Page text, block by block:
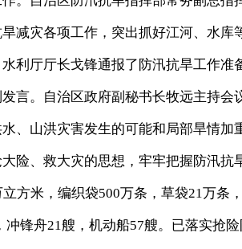
减灾各项工作，突出抓好江河、水库
厅厅长戈锋通报了防汛抗旱工作准
言。自治区政府副秘书长牧远主持会
山洪灾害发生的可能和局部旱情加
险、救大灾的思想，牢牢把握防汛抗
方米，编织袋500万条，草袋21万条
冲锋舟21艘，机动船57艘。已落实抢